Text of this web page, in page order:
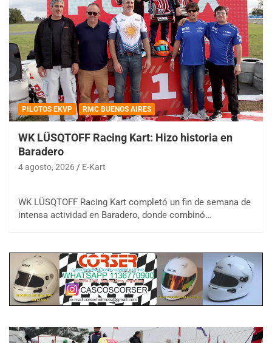
PILOTOS EKVP RMC BUENOS AIRES
WK LÜSQTOFF Racing Kart: Hizo historia en
Baradero
4 agosto, 2026 E-Kart
WK LÜSQTOFF Racing Kart completó un fin de semana de
intensa actividad en Baradero, donde combinó…